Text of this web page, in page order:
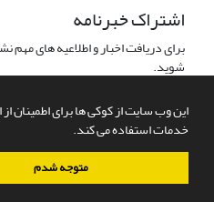
این وب سایت از کوکی ها برای اطمینان از
خدمات استفاده می کند.
متوجه شدم
اشتراک خبرنامه
برای دریافت اخبار و اطلاعیه های
شوید.
سامانه مدیریت نشریات علمی.طراحی